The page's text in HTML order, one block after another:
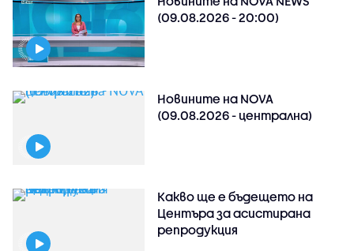
(09.08.2026 - 20:00)
Новините на NOVA
(09.08.2026 - централна)
Какво ще е бъдещето на
Центъра за асистирана
репродукция